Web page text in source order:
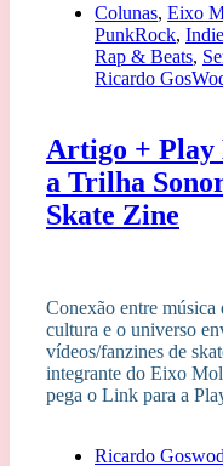
Colunas, Eixo
PunkRock, Indie
Rap & Beats,
Ricardo
Artigo + Play
a Trilha
Skate Zine
Conexão entre música
cultura e o universo
vídeos/fanzines de
integrante do Eixo
pega o Link para a
Ricardo Goswod